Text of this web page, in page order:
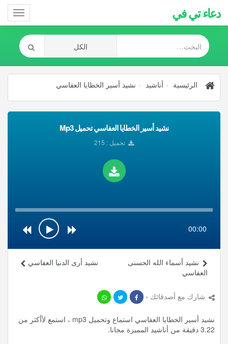
دعاء تي في
الرئيسية أناشيد نشيد أسير الخطايا العفاسي
نشيد أسير الخطايا العفاسي تحميل Mp3
تحميل : 215
00:00
نشيد أرى الدنيا العفاسي
نشيد أسماء الله الحسنى
العفاسي
شارك مع أصدقائك ›
نشيد أسير الخطايا العفاسي استماع وتحميل mp3 ، استمع لأأكثر من
3.22 دقيقة من أناشيد المميزة مجانا.